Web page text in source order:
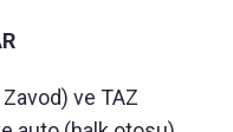
ve TAZ